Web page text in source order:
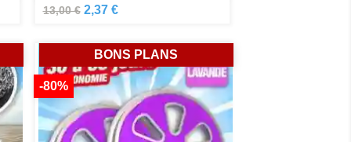
13,00 € 2,37 €
-80%
BONS PLANS